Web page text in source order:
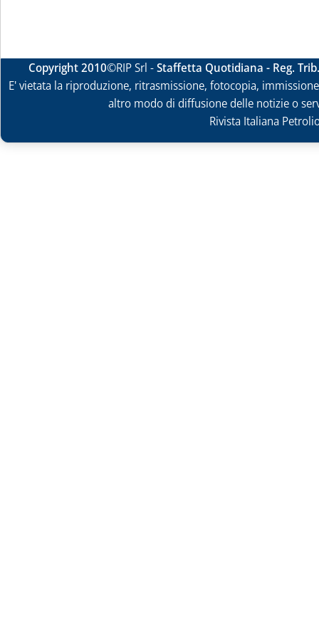
Copyright 2010©RIP Srl -Staffetta Quotidiana - Reg.
E' vietata la riproduzione, ritrasmissione, fotocopia,
altro modo di diffusione delle notizie o
Rivista Italiana